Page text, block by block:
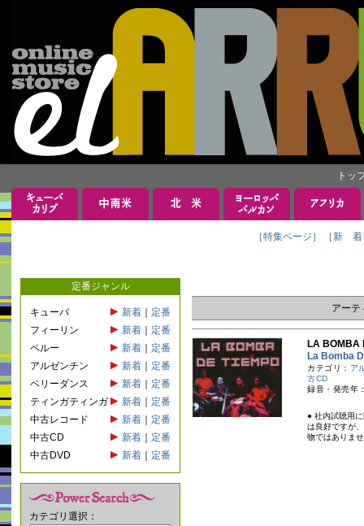
トッ
［特集ページ］ ［新 着
定番ジャンル
キューバ 新着
定番
フィーリン
新着
定番
ペルー
新着
定番
アルゼンチン
新着
定番
ベリーダンス
新着
定番
ティンガティンガ
新着
定番
中古レコード
新着
定番
中古CD
新着
定番
中古DVD
新着 定番
カテゴリ選択：
アーテ
LA BOMBA
La Bomba
カテゴリ： ア
古CD
録音・発売年
● 社内試聴用
は良好ですが
物ではありま